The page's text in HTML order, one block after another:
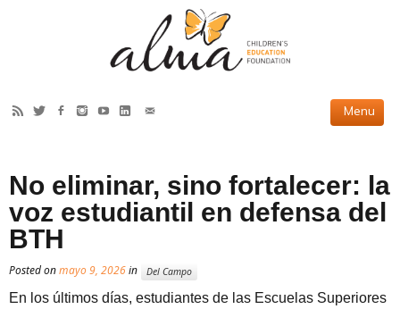
Proyectos Actuales
Proyectos Culminados
SOBRE NOSOTROS
No eliminar, sino fortalecer: la
voz estudiantil en defensa del
BTH
Posted onmayo 9, 2026in Del Campo
En los últimos días, estudiantes de las Escuelas Superiores